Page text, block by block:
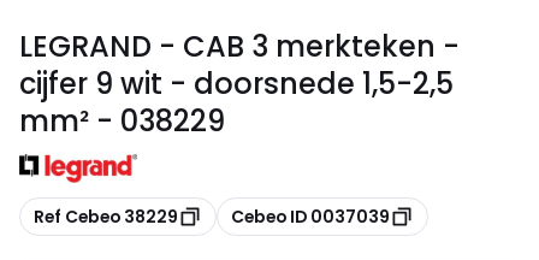
LEGRAND - CAB 3 merkteken -
cijfer 9 wit - doorsnede 1,5-2,5
mm² - 038229
Kopiëren
Ref Cebeo 38229 Kopiëren
Cebeo ID 0037039